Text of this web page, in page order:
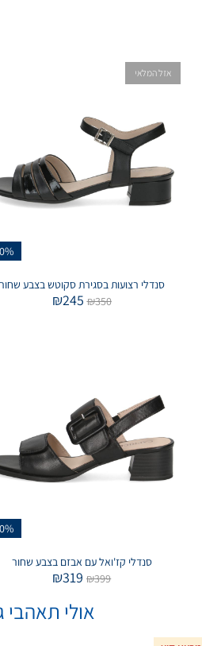
אזל המלאי
סנדלי רצועות בסגירת סקוטש בצבע שחור
₪350
₪245
סנדלי קז'ואל עם אבזם בצבע שחור
₪399
₪319
אולי תאהבי